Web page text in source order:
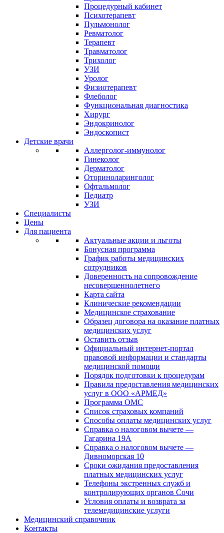
Процедурный кабинет
Психотерапевт
Пульмонолог
Ревматолог
Терапевт
Травматолог
Трихолог
УЗИ
Уролог
Физиотерапевт
Флеболог
Функциональная диагностика
Хирург
Эндокринолог
Эндоскопист
Детские врачи
Аллерголог-иммунолог
Гинеколог
Дерматолог
Оториноларинголог
Офтальмолог
Педиатр
УЗИ
Специалисты
Цены
Для пациента
Актуальные акции и льготы
Бонусная программа
График работы медицинских
сотрудников
Доверенность на сопровождение
несовершеннолетнего
Карта сайта
Клинические рекомендации
Медицинское страхование
Образец договора на оказание платных
медицинских услуг
Оставить отзыв
Официальный интернет-портал
правовой информации и стандарты
медицинской помощи
Порядок подготовки к процедурам
Правила предоставления медицинских
услуг в ООО «АРМЕД»
Программа ОМС
Список страховых компаний
Способы оплаты медицинских услуг
Справка о налоговом вычете —
Гагарина 19А
Справка о налоговом вычете —
Дивноморская 10
Сроки ожидания предоставления
платных медицинских услуг
Телефоны экстренных служб и
контролирующих органов Сочи
Условия оплаты и возврата за
телемедицинские услуги
Медицинский справочник
Контакты